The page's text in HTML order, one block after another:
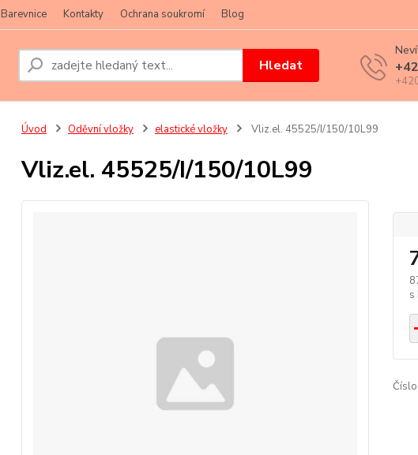
Barevnice Kontakty Ochrana soukromí Blog
Hledat
Úvod Oděvní vložky elastické vložky Vliz.el. 45525/I/150/10L99
Vliz.el. 45525/I/150/10L99